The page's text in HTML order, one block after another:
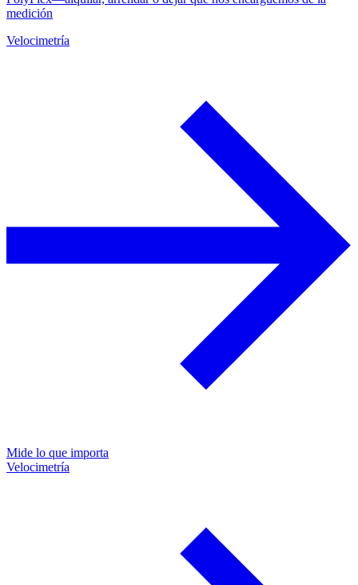
medición
Velocimetría
Mide lo que importa
Velocimetría